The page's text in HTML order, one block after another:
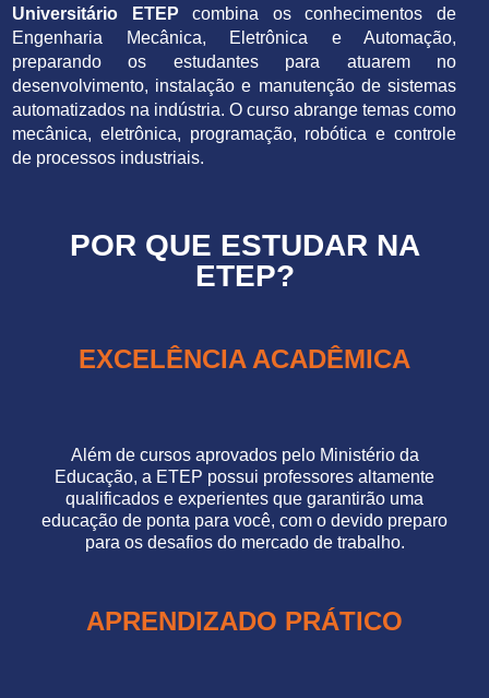
Universitário ETEP combina os conhecimentos de
Engenharia Mecânica, Eletrônica e Automação,
preparando os estudantes para atuarem no
desenvolvimento, instalação e manutenção de sistemas
automatizados na indústria. O curso abrange temas como
mecânica, eletrônica, programação, robótica e controle
de processos industriais.
POR QUE ESTUDAR NA
ETEP?
EXCELÊNCIA ACADÊMICA
Além de cursos aprovados pelo Ministério da
Educação, a ETEP possui professores altamente
qualificados e experientes que garantirão uma
educação de ponta para você, com o devido preparo
para os desafios do mercado de trabalho.
APRENDIZADO PRÁTICO